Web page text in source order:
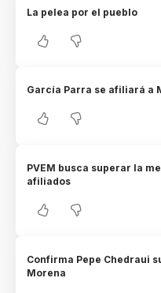
La pelea por el pueblo
García Parra se afiliará a
PVEM busca superar la
afiliados
Confirma Pepe Chedraui
Morena